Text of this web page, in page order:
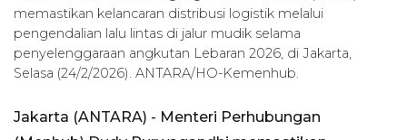
memastikan kelancaran distribusi logistik melalui
pengendalian lalu lintas di jalur mudik selama
penyelenggaraan angkutan Lebaran 2026, di Jakarta,
Selasa (24/2/2026). ANTARA/HO-Kemenhub.
Jakarta (ANTARA) - Menteri Perhubungan